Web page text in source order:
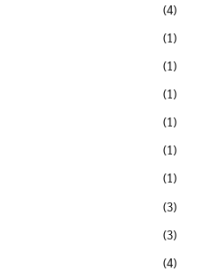
(4)
(1)
(1)
(1)
(1)
(1)
(1)
(3)
(3)
(4)